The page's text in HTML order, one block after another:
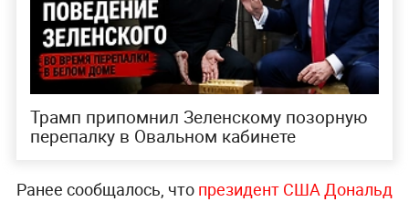
Трамп припомнил Зеленскому позорную
перепалку в Овальном кабинете
Ранее сообщалось, что президент США Дональд